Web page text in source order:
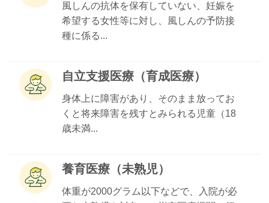
風しんの抗体を保有していない、妊娠を
希望する女性等に対し、風しんの予防接
種に係る...
自立支援医療（育成医療）
身体上に障害があり、そのまま放ってお
くと将来障害を残すとみられる児童（18
歳未満...
養育医療（未熟児）
体重が2000グラム以下などで、入院が必